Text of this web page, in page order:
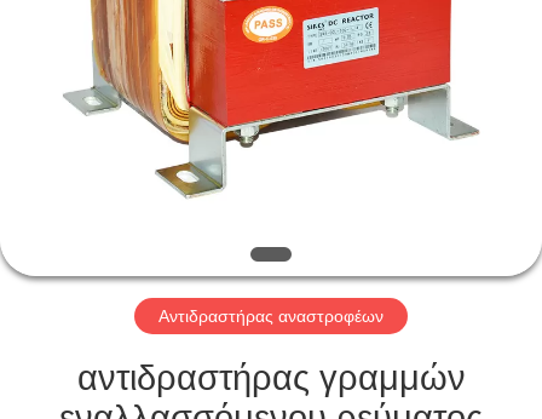
ΣΧΕΤΙΚΆ
ΕΜΆΣ
ΕΡΓΟΣΤΆΣΙΟ
ΠΟΙΟΤΙΚΌΣ
ΈΛΕΓΧΟΣ
ΕΠΙΚΟΙΝΩΝΉΣΤΕ
Αντιδραστήρας αναστροφέων
αντιδραστήρας γραμμών